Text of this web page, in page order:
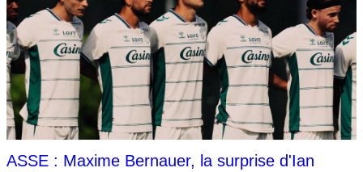
ASSE : Maxime Bernauer, la surprise d'Ian